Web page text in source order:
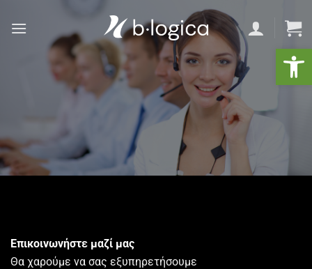
Επικοινωνήστε μαζί μας
Θα χαρούμε να σας εξυπηρετήσουμε